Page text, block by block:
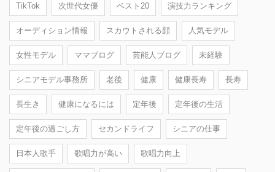
TikTok 次世代女優 ベスト20 演技力ランキング
オーディション情報 スカウトされる顔 人気モデル
女性モデル ママブログ 芸能人ブログ 未経験
シニアモデル事務所 老後 健康 健康長寿 長寿
長生き 健康になるには 定年後 定年後の生活
定年後の過ごし方 セカンドライフ シニアの仕事
日本人歌手 歌唱力が高い 歌唱力向上